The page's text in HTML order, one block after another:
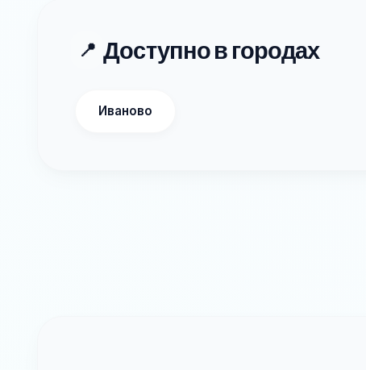
📍 Доступно в городах
Иваново